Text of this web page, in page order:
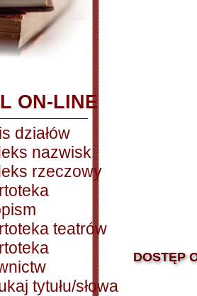
ON-LINE
działów
nazwisk
rzeczowy
teatrów
tytułu/słowa
DOSTĘP